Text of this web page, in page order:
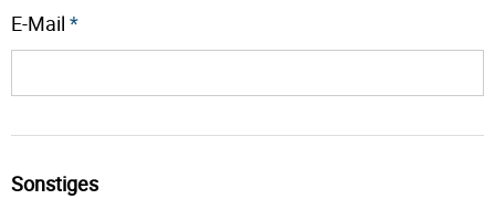
E-Mail *
Sonstiges